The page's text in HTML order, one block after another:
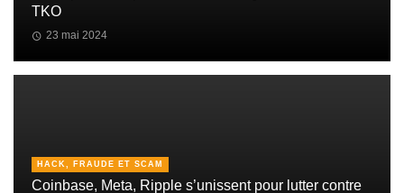
TKO
23 mai 2024
HACK, FRAUDE ET SCAM
Coinbase, Meta, Ripple s’unissent pour lutter contre